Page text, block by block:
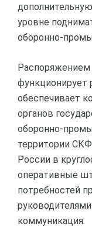
уровне
оборонно-
Распоряжением
функционирует
обеспечивает
органов
оборонно-
территории
России в
оперативные
потребностей
коммуникация.